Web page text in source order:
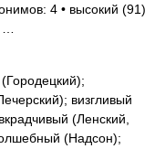
4 • высокий (91)
визгливый
(Ленский,
(Надсон);